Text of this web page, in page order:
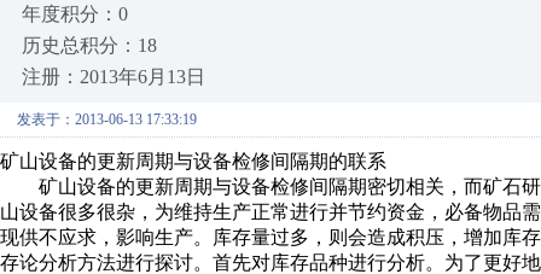
年度积分：0
历史总积分：18
注册：2013年6月13日
发表于：2013-06-13 17:33:19
矿山设备的更新周期与设备检修间隔期的联系
矿山设备的更新周期与设备检修间隔期密切相关，而矿石
山设备很多很杂，为维持生产正常进行并节约资金，必备物品
现供不应求，影响生产。库存量过多，则会造成积压，增加库
存论分析方法进行探讨。首先对库存品种进行分析。为了更好